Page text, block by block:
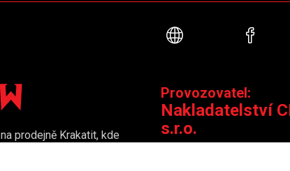
Webové
prodejně Krakatit, kde
Provozovatel:
Nakladatelství
s.r.o.